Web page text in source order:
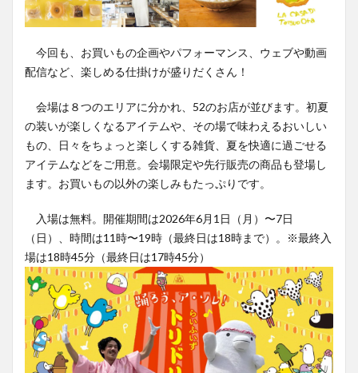
今回も、お買いもの企画やパフォーマンス、ウェブや動画
配信など、楽しめる仕掛けが盛りだくさん！
会場は８つのエリアに分かれ、52のお店が並びます。初夏
の装いが楽しくなるアイテムや、その場で味わえるおいしい
もの、日々をちょっと楽しくする雑貨、夏を快適に過ごせる
アイテムなどをご用意。会場限定や先行販売の商品も登場し
ます。お買いもの以外の楽しみもたっぷりです。
入場は無料。開催期間は2026年6月1日（月）〜7日
（日）、時間は11時〜19時（最終日は18時まで）。※最終入
場は18時45分（最終日は17時45分）